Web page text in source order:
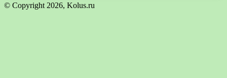
© Copyright 2026, Kolus.ru